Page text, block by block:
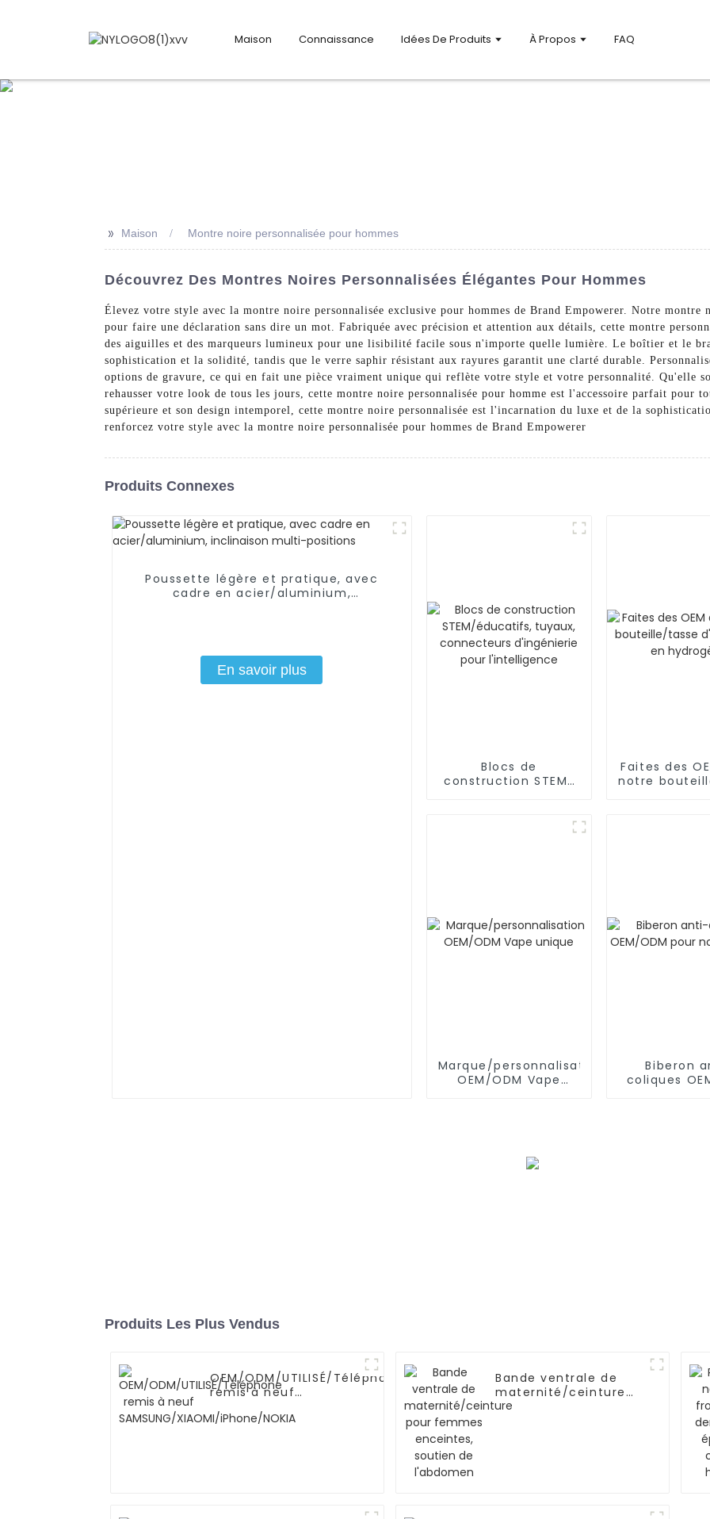
Maison Connaissance Idées De Produits À Propos FAQ
>> Maison Montre noire personnalisée pour hommes
Découvrez Des Montres Noires Personnalisées Élégantes Pour Hommes
Élevez votre style avec la montre noire personnalisée exclusive pour hommes de Brand Empowerer. Notre montre
pour faire une déclaration sans dire un mot. Fabriquée avec précision et attention aux détails, cette montre
des aiguilles et des marqueurs lumineux pour une lisibilité facile sous n'importe quelle lumière. Le boîtier et le
sophistication et la solidité, tandis que le verre saphir résistant aux rayures garantit une clarté durable.
options de gravure, ce qui en fait une pièce vraiment unique qui reflète votre style et votre personnalité. Qu'elle
rehausser votre look de tous les jours, cette montre noire personnalisée pour homme est l'accessoire parfait pour
supérieure et son design intemporel, cette montre noire personnalisée est l'incarnation du luxe et de la
renforcez votre style avec la montre noire personnalisée pour hommes de Brand Empowerer
Produits Connexes
Poussette légère et pratique, avec
cadre en acier/aluminium,
En savoir plus
Blocs de
construction STEM/
Faites des
notre
Marque/personnalisation
OEM/ODM Vape
Biberon
coliques
Produits Les Plus Vendus
OEM/ODM/UTILISÉ/Téléphone
remis à neuf
SAMSUNG/XIAOMI/iPhone/NOKIA
Bande ventrale de
maternité/ceinture
pour femmes